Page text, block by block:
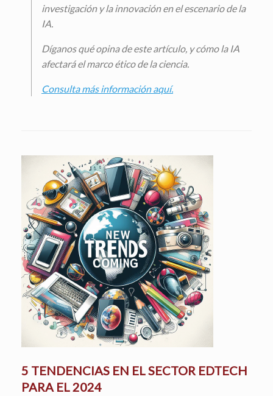
investigación y la innovación en el escenario de la
IA.
Díganos qué opina de este artículo, y cómo la IA
afectará el marco ético de la ciencia.
Consulta más información aquí.
5 TENDENCIAS EN EL SECTOR EDTECH
PARA EL 2024